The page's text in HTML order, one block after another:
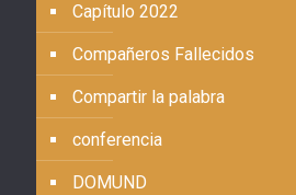
Capítulo 2022
Compañeros Fallecidos
Compartir la palabra
conferencia
DOMUND